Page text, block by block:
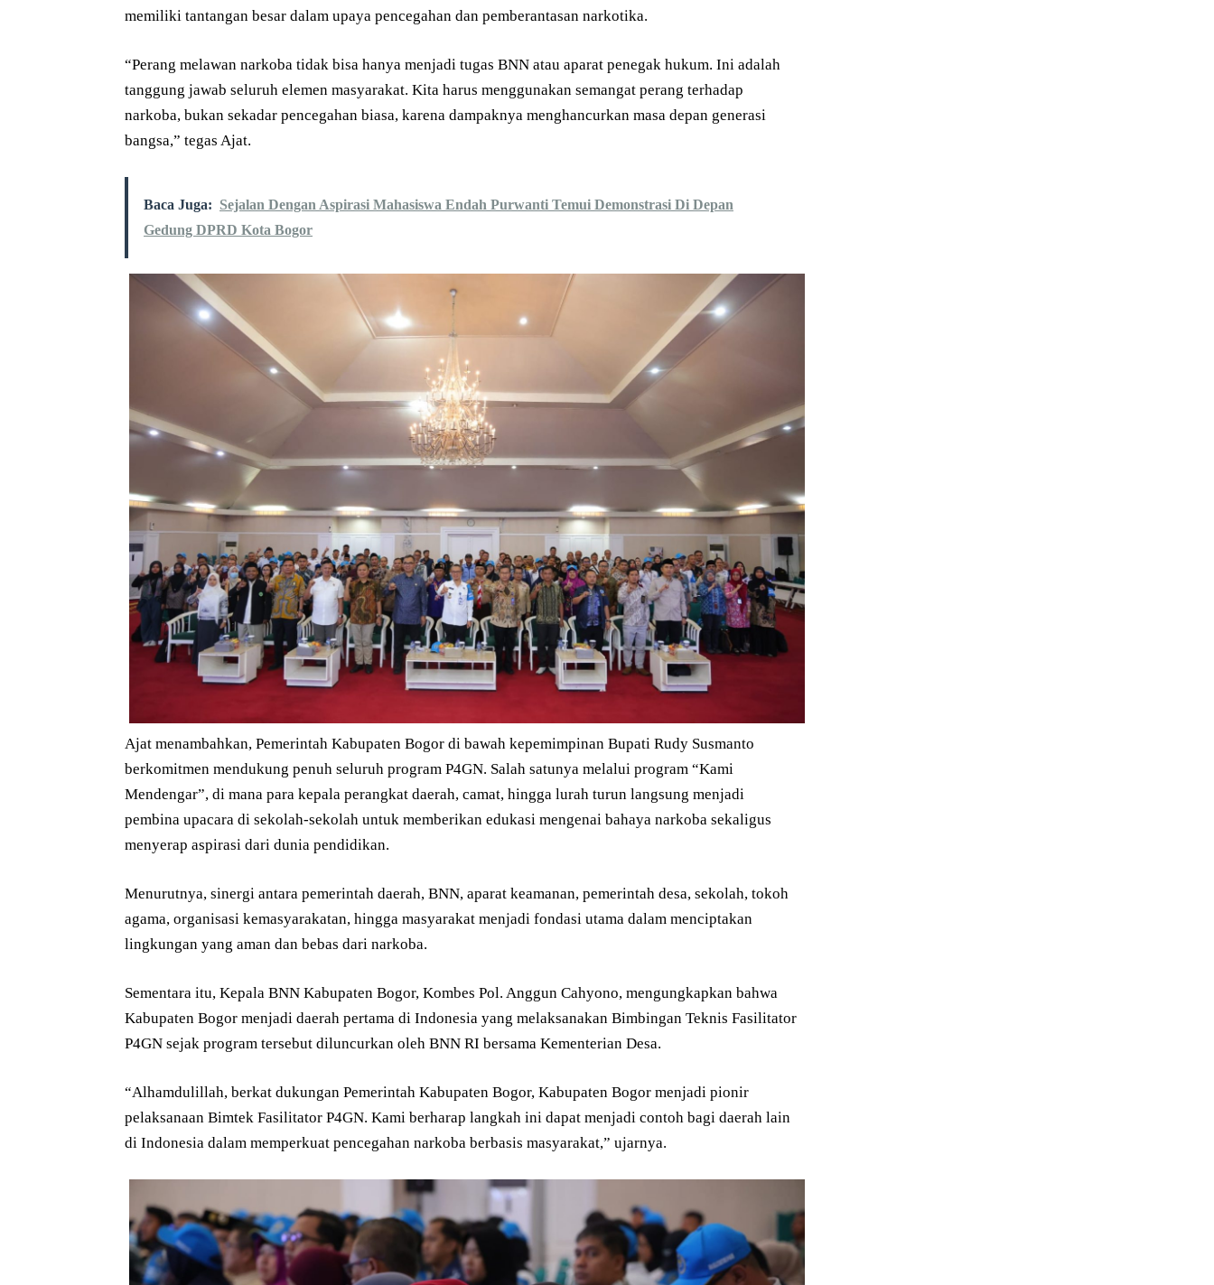
memiliki tantangan besar dalam upaya pencegahan dan pemberantasan narkotika.
“Perang melawan narkoba tidak bisa hanya menjadi tugas BNN atau aparat penegak hukum. Ini adalah
tanggung jawab seluruh elemen masyarakat. Kita harus menggunakan semangat perang terhadap
narkoba, bukan sekadar pencegahan biasa, karena dampaknya menghancurkan masa depan generasi
bangsa,” tegas Ajat.
Baca Juga: Sejalan Dengan Aspirasi Mahasiswa Endah Purwanti Temui Demonstrasi Di Depan
Gedung DPRD Kota Bogor
Ajat menambahkan, Pemerintah Kabupaten Bogor di bawah kepemimpinan Bupati Rudy Susmanto
berkomitmen mendukung penuh seluruh program P4GN. Salah satunya melalui program “Kami
Mendengar”, di mana para kepala perangkat daerah, camat, hingga lurah turun langsung menjadi
pembina upacara di sekolah-sekolah untuk memberikan edukasi mengenai bahaya narkoba sekaligus
menyerap aspirasi dari dunia pendidikan.
Menurutnya, sinergi antara pemerintah daerah, BNN, aparat keamanan, pemerintah desa, sekolah, tokoh
agama, organisasi kemasyarakatan, hingga masyarakat menjadi fondasi utama dalam menciptakan
lingkungan yang aman dan bebas dari narkoba.
Sementara itu, Kepala BNN Kabupaten Bogor, Kombes Pol. Anggun Cahyono, mengungkapkan bahwa
Kabupaten Bogor menjadi daerah pertama di Indonesia yang melaksanakan Bimbingan Teknis Fasilitator
P4GN sejak program tersebut diluncurkan oleh BNN RI bersama Kementerian Desa.
“Alhamdulillah, berkat dukungan Pemerintah Kabupaten Bogor, Kabupaten Bogor menjadi pionir
pelaksanaan Bimtek Fasilitator P4GN. Kami berharap langkah ini dapat menjadi contoh bagi daerah lain
di Indonesia dalam memperkuat pencegahan narkoba berbasis masyarakat,” ujarnya.